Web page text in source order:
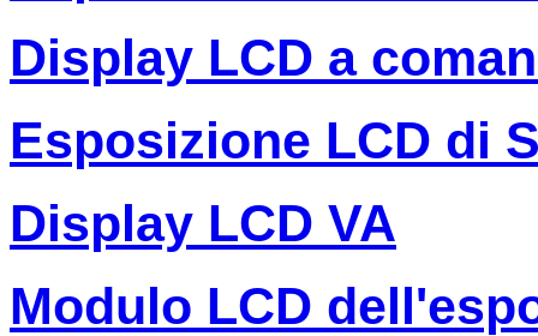
Display LCD a
Esposizione LCD di
Display LCD VA
Modulo LCD